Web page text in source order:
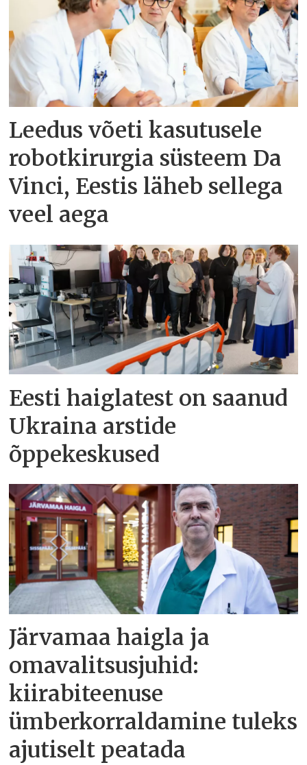
Leedus võeti kasutusele
robotkirurgia süsteem Da
Vinci, Eestis läheb sellega
veel aega
Eesti haiglatest on saanud
Ukraina arstide
õppekeskused
Järvamaa haigla ja
omavalitsusjuhid:
kiirabiteenuse
ümberkorraldamine tuleks
ajutiselt peatada